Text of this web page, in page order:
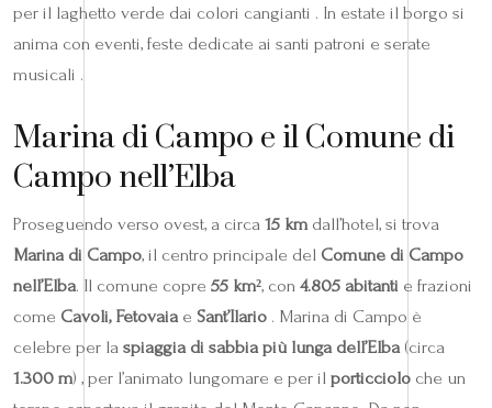
per il laghetto verde dai colori cangianti . In estate il borgo si
anima con eventi, feste dedicate ai santi patroni e serate
musicali .
Marina di Campo e il Comune di
Campo nell’Elba
Proseguendo verso ovest, a circa 15 km dall’hotel, si trova
Marina di Campo, il centro principale del Comune di Campo
nell’Elba. Il comune copre 55 km², con 4.805 abitanti e frazioni
come Cavoli, Fetovaiae Sant’Ilario . Marina di Campo è
celebre per la spiaggia di sabbia più lunga dell’Elba(circa
1.300 m) , per l’animato lungomare e per il porticciolo che un